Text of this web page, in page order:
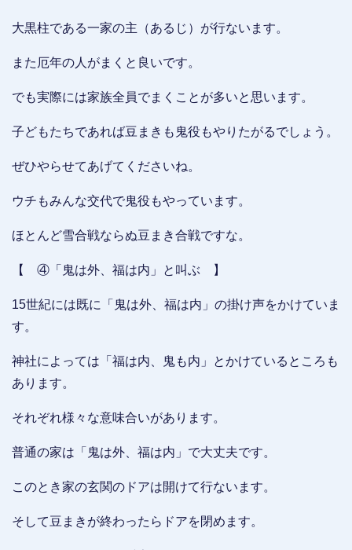
大黒柱である一家の主（あるじ）が行ないます。
また厄年の人がまくと良いです。
でも実際には家族全員でまくことが多いと思います。
子どもたちであれば豆まきも鬼役もやりたがるでしょう。
ぜひやらせてあげてくださいね。
ウチもみんな交代で鬼役もやっています。
ほとんど雪合戦ならぬ豆まき合戦ですな。
【 ④「鬼は外、福は内」と叫ぶ 】
15世紀には既に「鬼は外、福は内」の掛け声をかけていま
す。
神社によっては「福は内、鬼も内」とかけているところも
あります。
それぞれ様々な意味合いがあります。
普通の家は「鬼は外、福は内」で大丈夫です。
このとき家の玄関のドアは開けて行ないます。
そして豆まきが終わったらドアを閉めます。